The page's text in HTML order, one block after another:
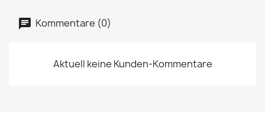
Kommentare (0)
Aktuell keine Kunden-Kommentare